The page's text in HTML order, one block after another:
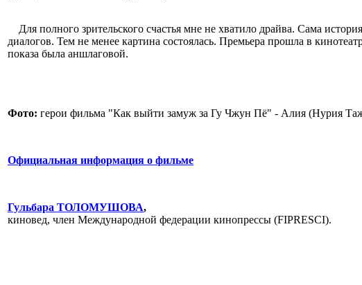
Для полного зрительского счастья мне не хватило драйва. Сама
диалогов. Тем не менее картина состоялась. Премьера прошла в
показа была аншлаговой.
Фото: герои фильма "Как выйти замуж за Гу Чжун Пё" - Алия (Нурия
Официальная информация о фильме
Гульбара ТОЛОМУШОВА,
киновед, член Международной федерации кинопрессы (FIPRESCI).